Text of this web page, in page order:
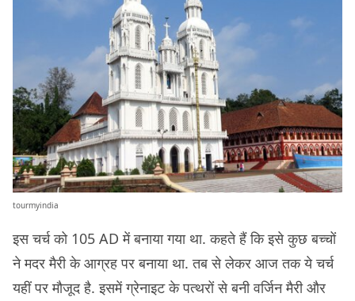
tourmyindia
इस चर्च को 105 AD में बनाया गया था. कहते हैं कि इसे कुछ बच्चों
ने मदर मैरी के आग्रह पर बनाया था. तब से लेकर आज तक ये चर्च
यहीं पर मौजूद है. इसमें ग्रेनाइट के पत्थरों से बनी वर्जिन मैरी और